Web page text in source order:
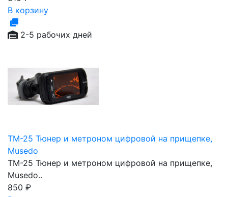
В корзину
2-5 рабочих дней
TM-25 Тюнер и метроном цифровой на прищепке,
Musedo
TM-25 Тюнер и метроном цифровой на прищепке,
Musedo..
850 ₽